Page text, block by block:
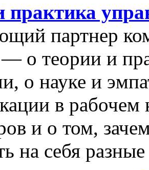
практика
партнер
о теории и
о науке и
в рабочем
и о том,
на себя